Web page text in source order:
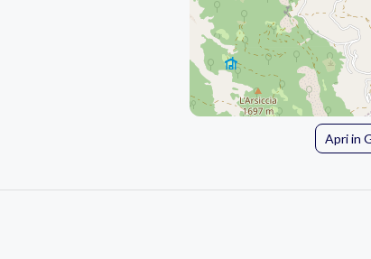
Apri in